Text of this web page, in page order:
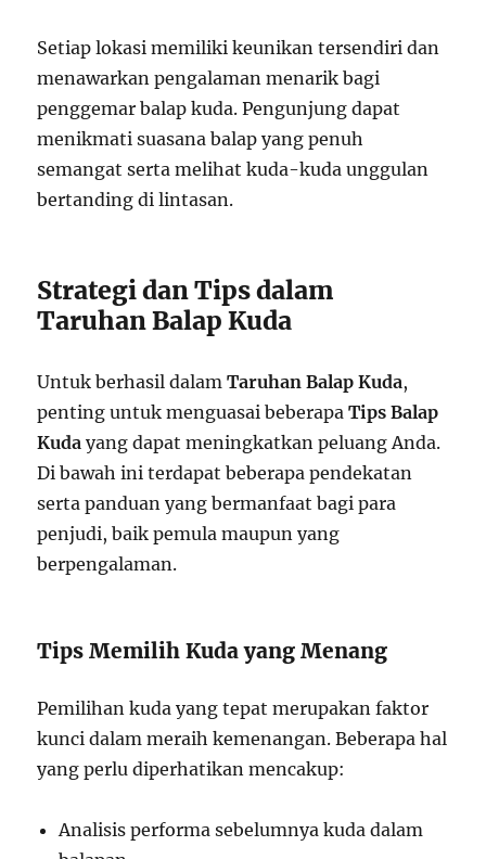
Setiap lokasi memiliki keunikan tersendiri dan
menawarkan pengalaman menarik bagi
penggemar balap kuda. Pengunjung dapat
menikmati suasana balap yang penuh
semangat serta melihat kuda-kuda unggulan
bertanding di lintasan.
Strategi dan Tips dalam
Taruhan Balap Kuda
Untuk berhasil dalamTaruhan Balap Kuda,
penting untuk menguasai beberapaTips Balap
Kuda yang dapat meningkatkan peluang Anda.
Di bawah ini terdapat beberapa pendekatan
serta panduan yang bermanfaat bagi para
penjudi, baik pemula maupun yang
berpengalaman.
Tips Memilih Kuda yang Menang
Pemilihan kuda yang tepat merupakan faktor
kunci dalam meraih kemenangan. Beberapa hal
yang perlu diperhatikan mencakup:
Analisis performa sebelumnya kuda dalam